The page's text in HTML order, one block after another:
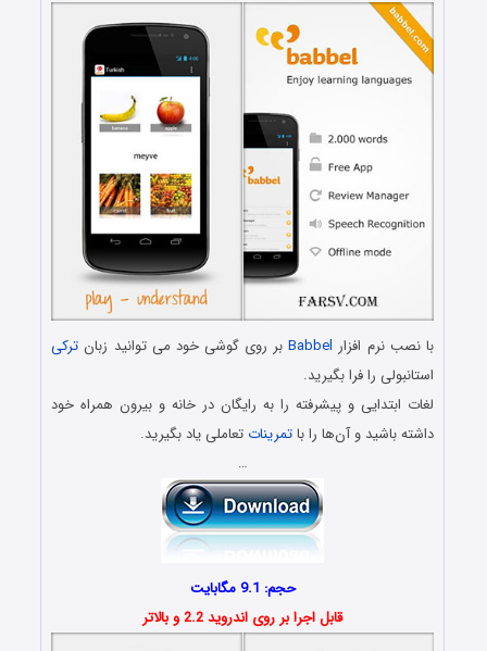
با نصب نرم افزار Babbelبر روی گوشی خود می توانید زبان ترکی
استانبولی را فرا بگیرید.
لغات ابتدایی و پیشرفته را به رایگان در خانه و بیرون همراه خود
داشته باشید و آن‌ها را باتمرینات تعاملی یاد بگیرید.
…
حجم: 9.1 مگابایت
قابل اجرا بر روی اندروید 2.2 و بالاتر